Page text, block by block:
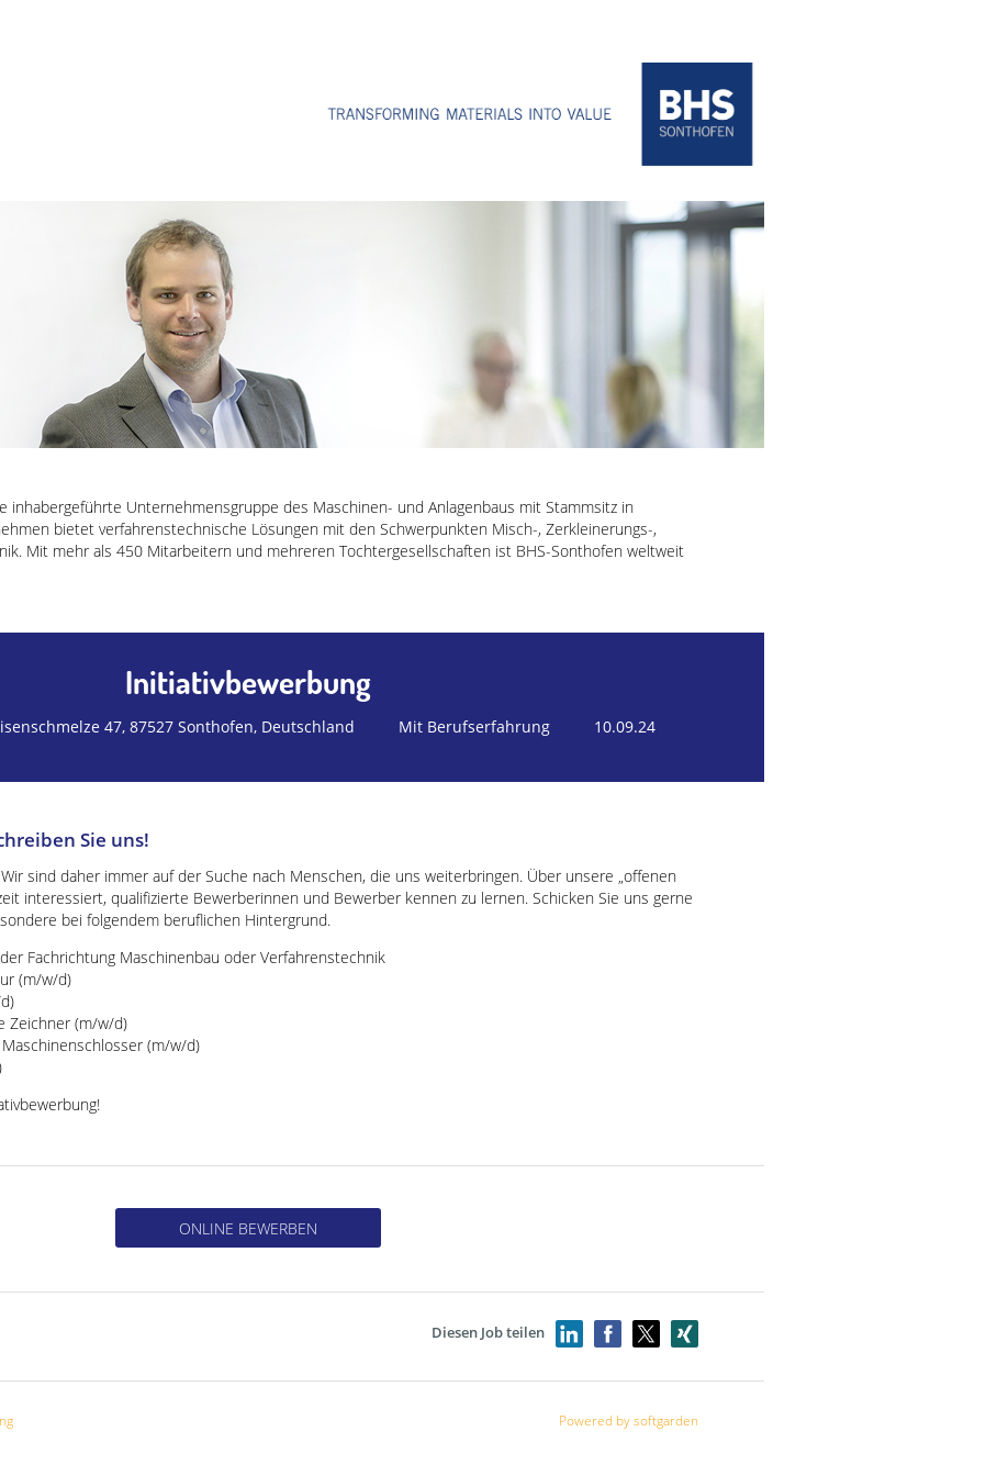
inhabergeführte Unternehmensgruppe des Maschinen- und Anlagenbaus mit Stammsitz in
bietet verfahrenstechnische Lösungen mit den Schwerpunkten Misch-, Zerkleinerungs-,
Mit mehr als 450 Mitarbeitern und mehreren Tochtergesellschaften ist BHS-Sonthofen weltweit
Initiativbewerbung
47, 87527 Sonthofen, Deutschland Mit Berufserfahrung 10.09.24
Sie uns!
sind daher immer auf der Suche nach Menschen, die uns weiterbringen. Über unsere „offenen
interessiert, qualifizierte Bewerberinnen und Bewerber kennen zu lernen. Schicken Sie uns gerne
bei folgendem beruflichen Hintergrund.
Fachrichtung Maschinenbau oder Verfahrenstechnik
(m/w/d)
Zeichner (m/w/d)
(m/w/d)
ONLINE BEWERBEN
Diesen Job teilen
Powered by softgarden